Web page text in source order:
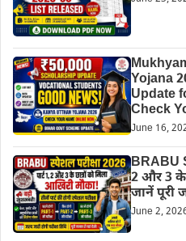
Yojana
Update
Check
June 16,
BRABU
2 और 3 के
जानें पूरी
June 2,